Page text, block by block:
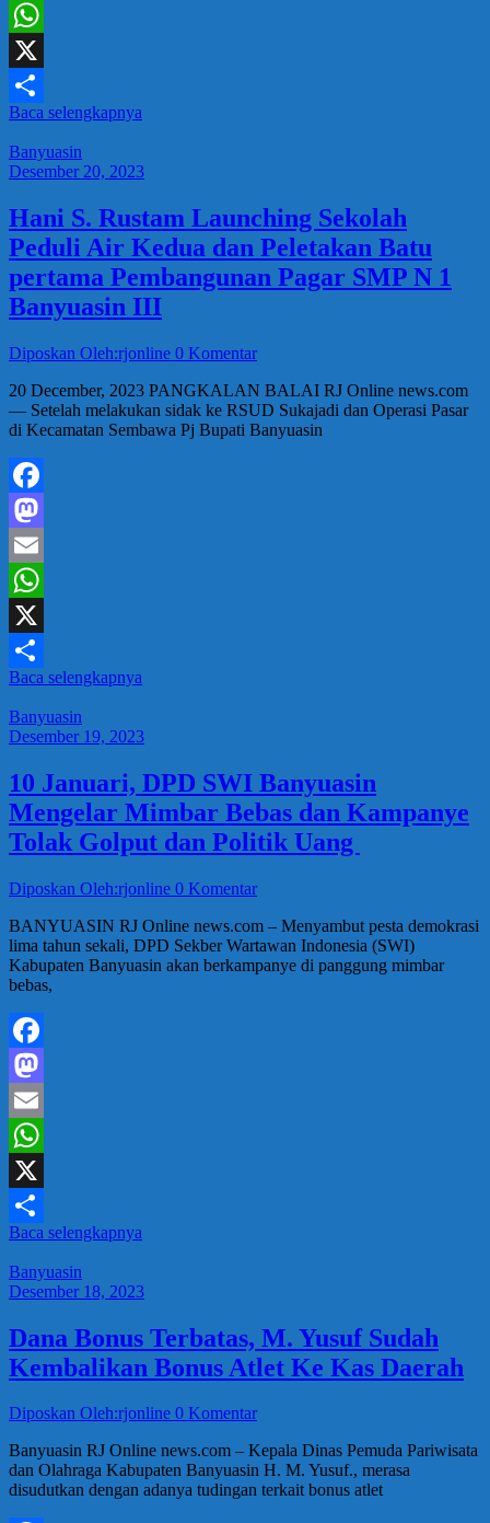
Email
WhatsApp
X
Share
Baca selengkapnya
Banyuasin
Desember 20, 2023
Hani S. Rustam Launching Sekolah
Peduli Air Kedua dan Peletakan Batu
pertama Pembangunan Pagar SMP N 1
Banyuasin III
Diposkan Oleh:rjonline 0 Komentar
20 December, 2023 PANGKALAN BALAI RJ Online news.com
— Setelah melakukan sidak ke RSUD Sukajadi dan Operasi Pasar
di Kecamatan Sembawa Pj Bupati Banyuasin
Facebook
Mastodon
Email
WhatsApp
X
Share
Baca selengkapnya
Banyuasin
Desember 19, 2023
10 Januari, DPD SWI Banyuasin
Mengelar Mimbar Bebas dan Kampanye
Tolak Golput dan Politik Uang
Diposkan Oleh:rjonline 0 Komentar
BANYUASIN RJ Online news.com – Menyambut pesta demokrasi
lima tahun sekali, DPD Sekber Wartawan Indonesia (SWI)
Kabupaten Banyuasin akan berkampanye di panggung mimbar
bebas,
Facebook
Mastodon
Email
WhatsApp
X
Share
Baca selengkapnya
Banyuasin
Desember 18, 2023
Dana Bonus Terbatas, M. Yusuf Sudah
Kembalikan Bonus Atlet Ke Kas Daerah
Diposkan Oleh:rjonline 0 Komentar
Banyuasin RJ Online news.com – Kepala Dinas Pemuda Pariwisata
dan Olahraga Kabupaten Banyuasin H. M. Yusuf., merasa
disudutkan dengan adanya tudingan terkait bonus atlet